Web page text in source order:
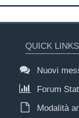
QUICK LINKS
Nuovi
Forum
Modalità